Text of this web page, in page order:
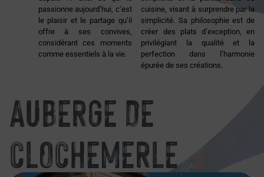
passionne aujourd’hui, c’est
le plaisir et le partage qu’il
offre à ses convives,
considérant ces moments
comme essentiels à la vie.
cuisine, visant à surprendre par la
simplicité. Sa philosophie est de
créer des plats d’exception, en
privilégiant la qualité et la
perfection dans l’harmonie
épurée de ses créations.
AUBERGE DE
CLOCHEMERLE